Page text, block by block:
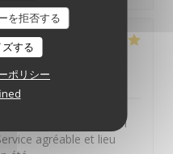
を拒否する
する
ポリシー
ー: 5 /5 品質-価格
dans la présentation
agréable et lieu